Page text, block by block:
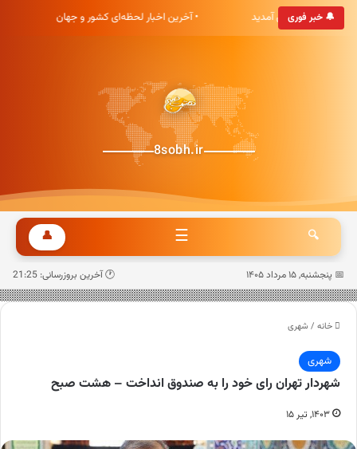
🔔 خبر فوری
هشت صبح خوش آمدید • آخرین اخبار لحظه‌ای کشور و جهان
8sobh.ir
🔍
☰
👤
📅 پنجشنبه, ۱۵ مرداد ۱۴۰۵ 🕐 آخرین بروزرسانی: 21:25
خانه / شهری
شهری
شهردار تهران رای خود را به صندوق انداخت – هشت صبح
۱۴۰۳, تیر ۱۵